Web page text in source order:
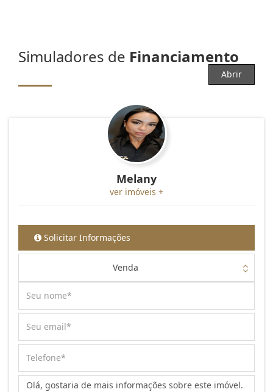
Simuladores de Financiamento
Abrir
Melany
ver imóveis +
Solicitar Informações
Venda
Mensagem: